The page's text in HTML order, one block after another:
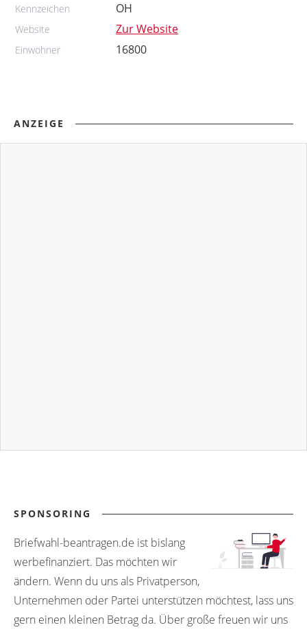
Kennzeichen OH
Website Zur Website
Einwohner 16800
ANZEIGE
SPONSORING
Briefwahl-beantragen.de ist bislang
werbefinanziert. Das möchten wir
ändern. Wenn du uns als Privatperson,
Unternehmen oder Partei unterstützen möchtest, lass uns
gern einen kleinen Betrag da. Über große freuen wir uns